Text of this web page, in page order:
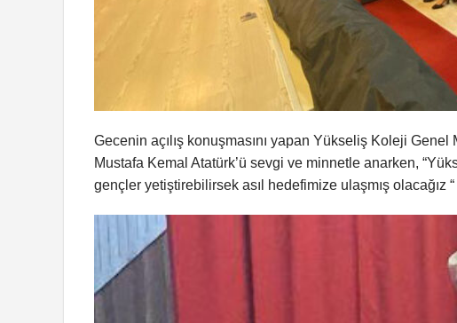
Gecenin açılış konuşmasını yapan Yükseliş Koleji
Mustafa Kemal Atatürk’ü sevgi ve minnetle anarken,
gençler yetiştirebilirsek asıl hedefimize ulaşmış olacağız